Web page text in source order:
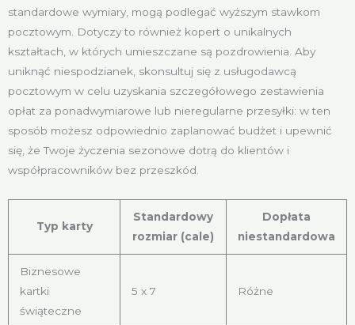
standardowe wymiary, mogą podlegać wyższym stawkom
pocztowym. Dotyczy to również kopert o unikalnych
kształtach, w których umieszczane są pozdrowienia. Aby
uniknąć niespodzianek, skonsultuj się z usługodawcą
pocztowym w celu uzyskania szczegółowego zestawienia
opłat za ponadwymiarowe lub nieregularne przesyłki: w ten
sposób możesz odpowiednio zaplanować budżet i upewnić
się, że Twoje życzenia sezonowe dotrą do klientów i
współpracowników bez przeszkód.
Typ karty
Standardowy
rozmiar (cale)
Dopłata
niestandardowa
Biznesowe
kartki
świąteczne
5 x 7 Różne